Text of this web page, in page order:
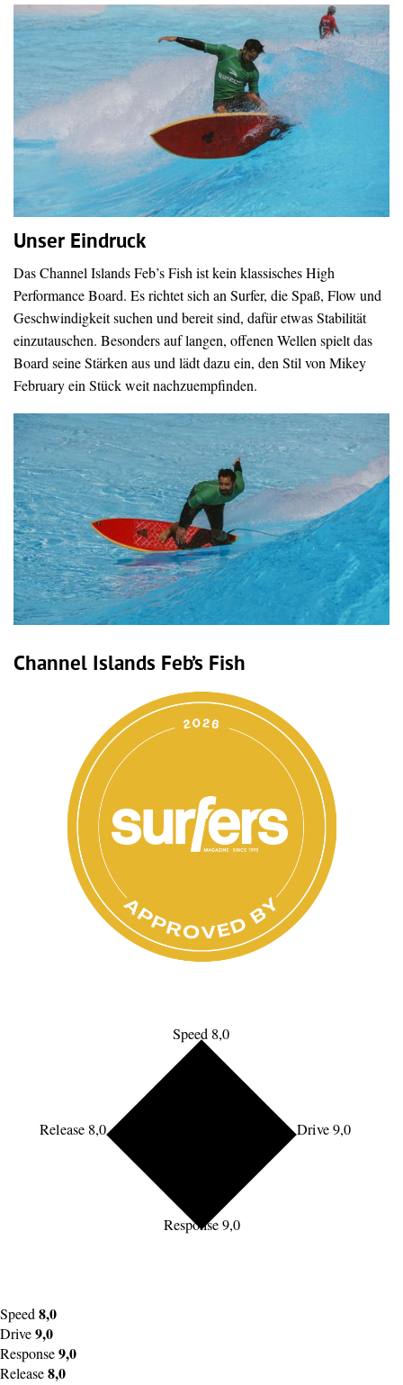
Unser Eindruck
Das Channel Islands Feb’s Fish ist kein klassisches High
Performance Board. Es richtet sich an Surfer, die Spaß, Flow und
Geschwindigkeit suchen und bereit sind, dafür etwas Stabilität
einzutauschen. Besonders auf langen, offenen Wellen spielt das
Board seine Stärken aus und lädt dazu ein, den Stil von Mikey
February ein Stück weit nachzuempfinden.
Channel Islands Feb’s Fish
Speed 8,0
Drive 9,0
Response 9,0
Release 8,0
Speed8,0
Drive9,0
Response9,0
Release8,0